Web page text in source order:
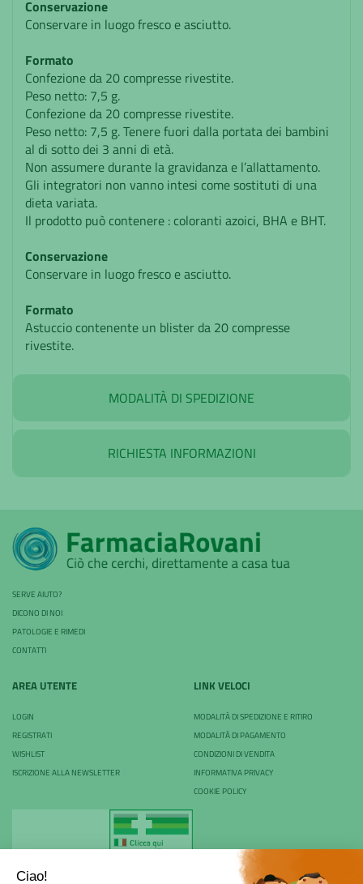
Conservazione
Conservare in luogo fresco e asciutto.
Formato
Confezione da 20 compresse rivestite.
Peso netto: 7,5 g.
Confezione da 20 compresse rivestite.
Peso netto: 7,5 g. Tenere fuori dalla portata dei bambini
al di sotto dei 3 anni di età.
Non assumere durante la gravidanza e l’allattamento.
Gli integratori non vanno intesi come sostituti di una
dieta variata.
Il prodotto può contenere : coloranti azoici, BHA e BHT.
Conservazione
Conservare in luogo fresco e asciutto.
Formato
Astuccio contenente un blister da 20 compresse
rivestite.
MODALITÀ DI SPEDIZIONE
RICHIESTA INFORMAZIONI
SERVE AIUTO?
DICONO DI NOI
PATOLOGIE E RIMEDI
CONTATTI
AREA UTENTE
LOGIN
REGISTRATI
WISHLIST
ISCRIZIONE ALLA NEWSLETTER
LINK VELOCI
MODALITÀ DI SPEDIZIONE E RITIRO
MODALITÀ DI PAGAMENTO
CONDIZIONI DI VENDITA
INFORMATIVA PRIVACY
COOKIE POLICY